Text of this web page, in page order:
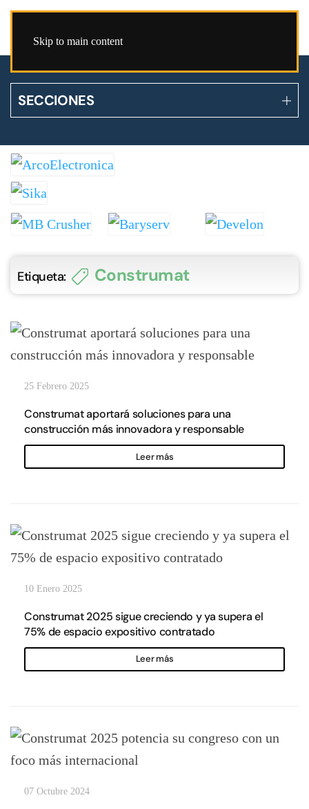
Skip to main content
SECCIONES
Etiqueta: Construmat
25 Febrero 2025
Construmat aportará soluciones para una
construcción más innovadora y responsable
Leer más
10 Enero 2025
Construmat 2025 sigue creciendo y ya supera el
75% de espacio expositivo contratado
Leer más
07 Octubre 2024